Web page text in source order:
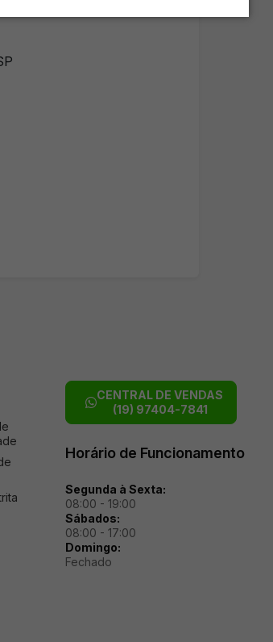
CENTRAL DE VENDAS
(19) 97404-7841
Horário de Funcionamento
Segunda à Sexta:
08:00 - 19:00
Sábados:
08:00 - 17:00
Domingo:
Fechado